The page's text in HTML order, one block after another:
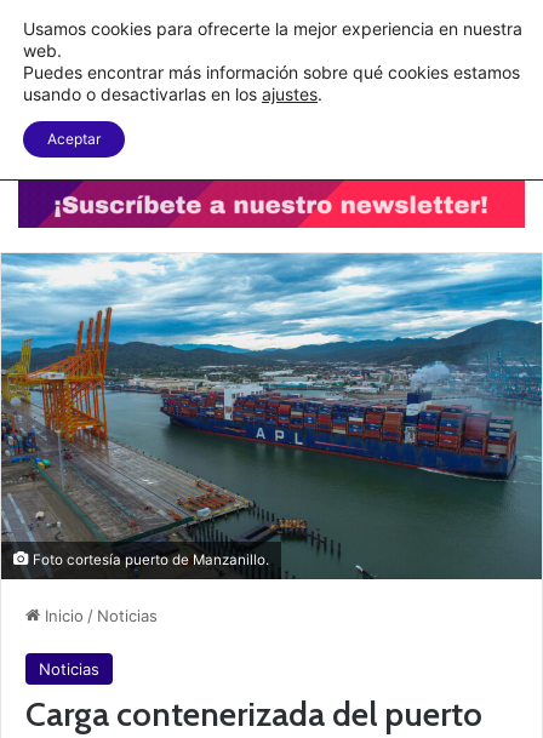
C&A México completa la implementación de su WMS en la nube
Menu
Foto cortesía puerto de Manzanillo.
Inicio / Noticias
Noticias
Carga contenerizada del puerto
Usamos cookies para ofrecerte la mejor experiencia en nuestra
web.
Puedes encontrar más información sobre qué cookies estamos
usando o desactivarlas en los ajustes.
Aceptar